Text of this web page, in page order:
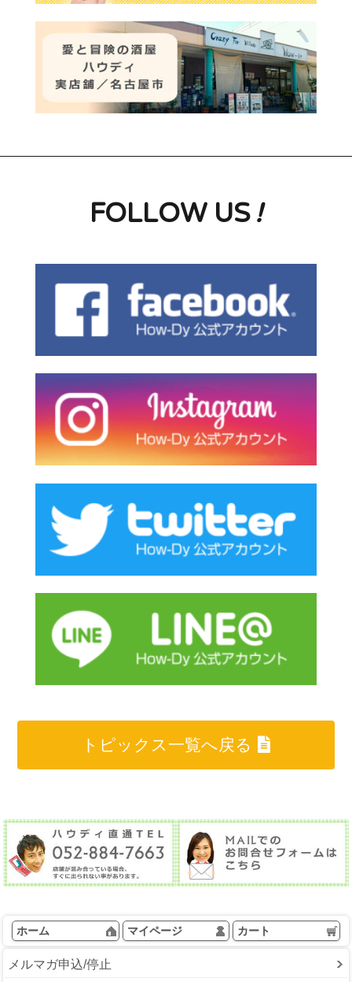
FOLLOW US !
トピックス一覧へ戻る
ホーム マイページ カート
メルマガ申込/停止